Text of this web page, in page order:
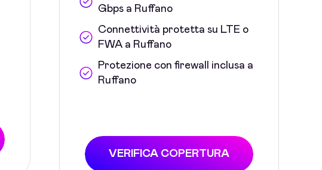
Gbps a Ruffano
Connettività protetta su LTE o
FWA a Ruffano
Protezione con firewall inclusa a
Ruffano
VERIFICA COPERTURA